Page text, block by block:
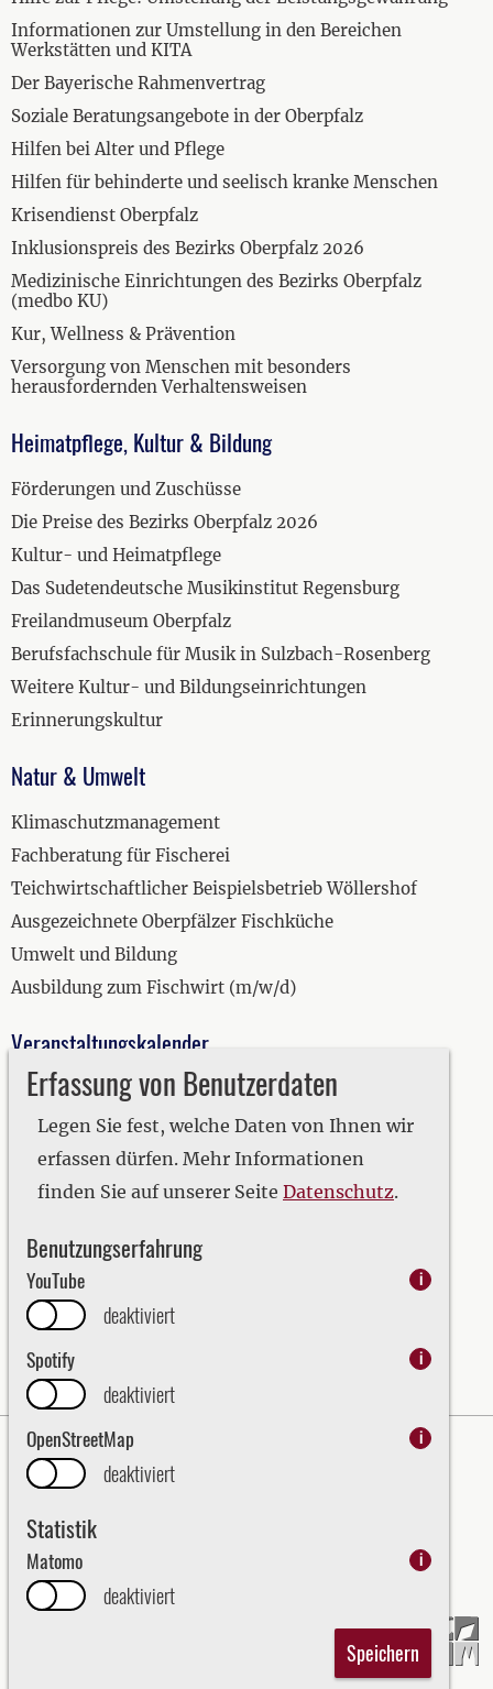
Erfassung von Benutzerdaten
Legen Sie fest, welche Daten von Ihnen wir
erfassen dürfen. Mehr Informationen
finden Sie auf unserer Seite Datenschutz.
Benutzungserfahrung
YouTube i
deaktiviert
Spotify
i
deaktiviert
OpenStreetMap
i
deaktiviert
Statistik
Matomo i
deaktiviert
Speichern
Informationen zur Umstellung in den Bereichen
Werkstätten und KITA
Der Bayerische Rahmenvertrag
Soziale Beratungsangebote in der Oberpfalz
Hilfen bei Alter und Pflege
Hilfen für behinderte und seelisch kranke Menschen
Krisendienst Oberpfalz
Inklusionspreis des Bezirks Oberpfalz 2026
Medizinische Einrichtungen des Bezirks Oberpfalz
(medbo KU)
Kur, Wellness & Prävention
Versorgung von Menschen mit besonders
herausfordernden Verhaltensweisen
Heimatpflege, Kultur & Bildung
Förderungen und Zuschüsse
Die Preise des Bezirks Oberpfalz 2026
Kultur- und Heimatpflege
Das Sudetendeutsche Musikinstitut Regensburg
Freilandmuseum Oberpfalz
Berufsfachschule für Musik in Sulzbach-Rosenberg
Weitere Kultur- und Bildungseinrichtungen
Erinnerungskultur
Natur & Umwelt
Klimaschutzmanagement
Fachberatung für Fischerei
Teichwirtschaftlicher Beispielsbetrieb Wöllershof
Ausgezeichnete Oberpfälzer Fischküche
Umwelt und Bildung
Ausbildung zum Fischwirt (m/w/d)
Veranstaltungskalender
2019
2020
2021
2022
2024
2025
2026
Impressum
Datenschutz
Bezirk Oberpfalz - English
Kraj Horní Falc (Bezirk Oberpfalz)